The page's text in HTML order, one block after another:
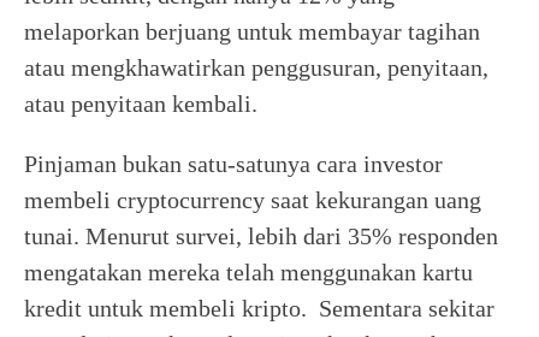
melaporkan berjuang untuk membayar tagihan
atau mengkhawatirkan penggusuran, penyitaan,
atau penyitaan kembali.
Pinjaman bukan satu-satunya cara investor
membeli cryptocurrency saat kekurangan uang
tunai. Menurut survei, lebih dari 35% responden
mengatakan mereka telah menggunakan kartu
kredit untuk membeli kripto. Sementara sekitar